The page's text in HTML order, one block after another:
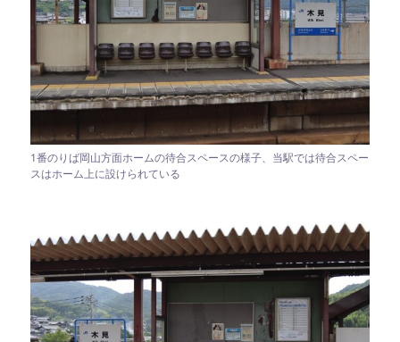
1番のりば岡山方面ホームの待合スペースの様子、当駅では待合スペー
スはホーム上に設けられている